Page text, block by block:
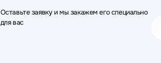
Оставьте заявку и мы закажем его специально
для вас